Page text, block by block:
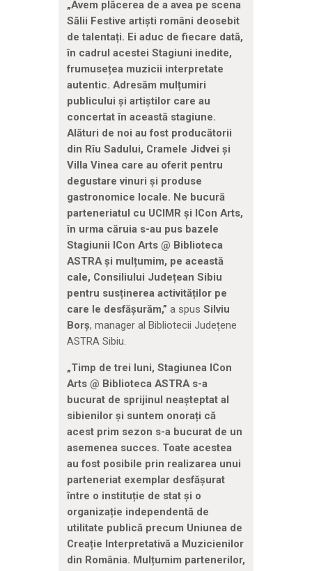
„Avem plăcerea de a avea pe scena
Sălii Festive artiști români deosebit
de talentați. Ei aduc de fiecare dată,
în cadrul acestei Stagiuni inedite,
frumusețea muzicii interpretate
autentic. Adresăm mulțumiri
publicului și artiștilor care au
concertat în această stagiune.
Alături de noi au fost producătorii
din Rîu Sadului, Cramele Jidvei și
Villa Vinea care au oferit pentru
degustare vinuri și produse
gastronomice locale. Ne bucură
parteneriatul cu UCIMR și ICon Arts,
în urma căruia s-au pus bazele
Stagiunii ICon Arts @ Biblioteca
ASTRAși mulțumim, pe această
cale, Consiliului Județean Sibiu
pentru susținerea activităților pe
care le desfășurăm,” a spus Silviu
Borș, manager al Bibliotecii Județene
ASTRA Sibiu.
„Timp de trei luni, Stagiunea ICon
Arts @ Biblioteca ASTRA s-a
bucurat de sprijinul neașteptat al
sibienilor și suntem onorați că
acest prim sezon s-a bucurat de un
asemenea succes. Toate acestea
au fost posibile prin realizarea unui
parteneriat exemplar desfășurat
între o instituție de stat și o
organizație independentă de
utilitate publică precum Uniunea de
Creație Interpretativă a Muzicienilor
din România. Mulțumim partenerilor,